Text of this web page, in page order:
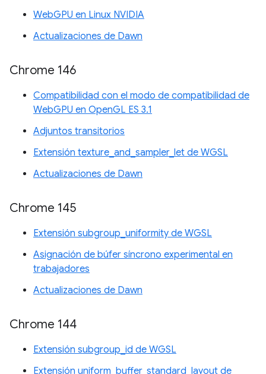
WebGPU en Linux NVIDIA
Actualizaciones de Dawn
Chrome 146
Compatibilidad con el modo de compatibilidad de
WebGPU en OpenGL ES 3.1
Adjuntos transitorios
Extensión texture_and_sampler_let de WGSL
Actualizaciones de Dawn
Chrome 145
Extensión subgroup_uniformity de WGSL
Asignación de búfer síncrono experimental en
trabajadores
Actualizaciones de Dawn
Chrome 144
Extensión subgroup_id de WGSL
Extensión uniform_buffer_standard_layout de